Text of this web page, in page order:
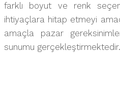
farklı boyut ve renk
ihtiyaçlara hitap etmeyi
amaçla pazar
sunumu gerçekleştirmektedir.